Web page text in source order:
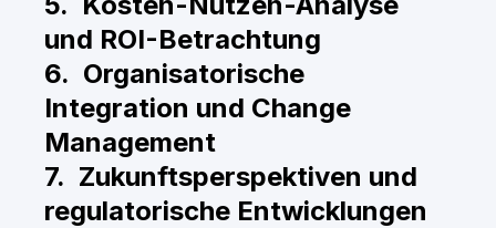
und ROI-Betrachtung
6. Organisatorische
Integration und Change
Management
7. Zukunftsperspektiven und
regulatorische Entwicklungen